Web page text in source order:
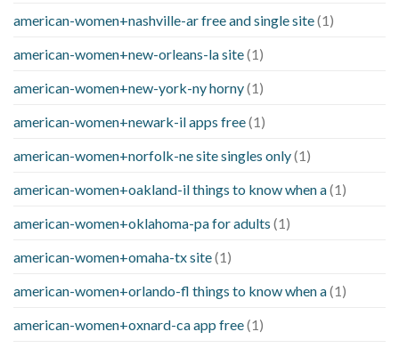
american-women+nashville-ar free and single site(1)
american-women+new-orleans-la site(1)
american-women+new-york-ny horny(1)
american-women+newark-il apps free(1)
american-women+norfolk-ne site singles only(1)
american-women+oakland-il things to know when a(1)
american-women+oklahoma-pa for adults (1)
american-women+omaha-tx site(1)
american-women+orlando-fl things to know when a(1)
american-women+oxnard-ca app free(1)